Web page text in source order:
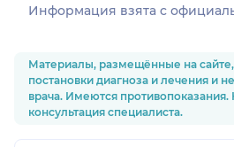
Информация взята c
Материалы, размещённые на
постановки диагноза и лечения и
врача. Имеются
консультация специалиста.